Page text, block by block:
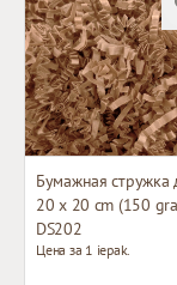
20 x 20 cm (150
DS202
Цена за 1 iepak.